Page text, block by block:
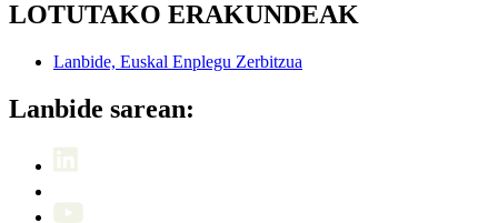
LOTUTAKO ERAKUNDEAK
Lanbide, Euskal Enplegu Zerbitzua
Lanbide sarean: